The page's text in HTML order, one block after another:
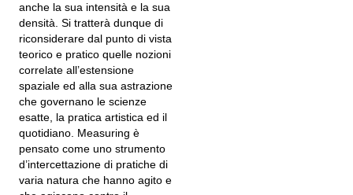
anche la sua intensità e la sua
densità. Si tratterà dunque di
riconsiderare dal punto di vista
teorico e pratico quelle nozioni
correlate all’estensione
spaziale ed alla sua astrazione
che governano le scienze
esatte, la pratica artistica ed il
quotidiano. Measuring è
pensato come uno strumento
d’intercettazione di pratiche di
varia natura che hanno agito e